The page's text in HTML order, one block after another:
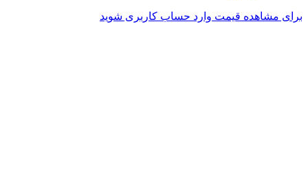
برای مشاهده قیمت وارد حساب کاربری شوید